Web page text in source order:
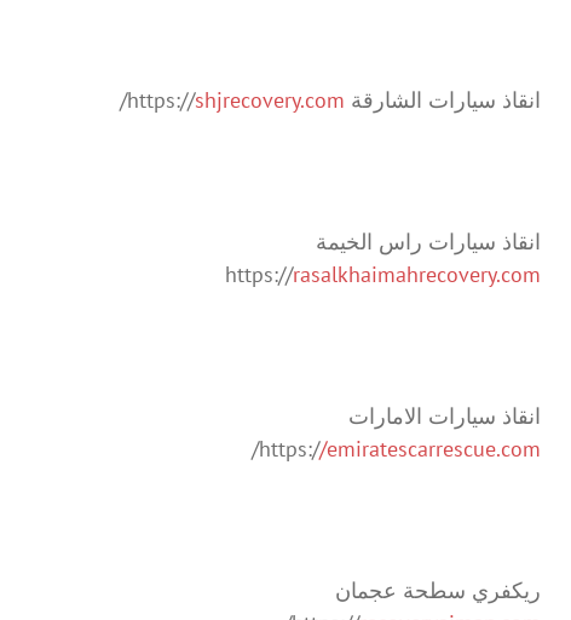
انقاذ سيارات الشارقة https:// shjrecovery.com
/
انقاذ سيارات راس الخيمة
https://rasalkhaimahrecovery.com
انقاذ سيارات الامارات
https://emiratescarrescue.com
/
ريكفري سطحة عجمان